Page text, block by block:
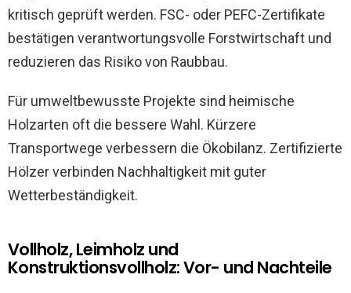
kritisch geprüft werden. FSC- oder PEFC-Zertifikate
bestätigen verantwortungsvolle Forstwirtschaft und
reduzieren das Risiko von Raubbau.
Für umweltbewusste Projekte sind heimische
Holzarten oft die bessere Wahl. Kürzere
Transportwege verbessern die Ökobilanz. Zertifizierte
Hölzer verbinden Nachhaltigkeit mit guter
Wetterbeständigkeit.
Vollholz, Leimholz und
Konstruktionsvollholz: Vor- und Nachteile